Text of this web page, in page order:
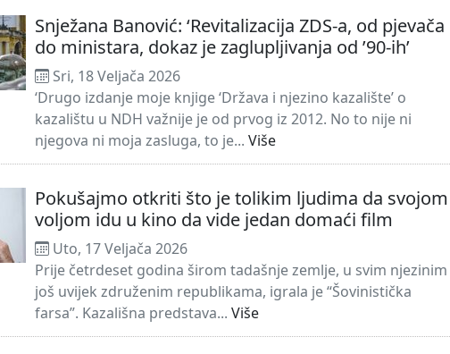
Snježana Banović: ‘Revitalizacija ZDS-a, od pjevača
do ministara, dokaz je zaglupljivanja od ’90-ih’
Sri, 18 Veljača 2026
‘Drugo izdanje moje knjige ‘Država i njezino kazalište’ o
kazalištu u NDH važnije je od prvog iz 2012. No to nije ni
njegova ni moja zasluga, to je... Više
Pokušajmo otkriti što je tolikim ljudima da svojom
voljom idu u kino da vide jedan domaći film
Uto, 17 Veljača 2026
Prije četrdeset godina širom tadašnje zemlje, u svim njezinim
još uvijek združenim republikama, igrala je “Šovinistička
farsa”. Kazališna predstava... Više